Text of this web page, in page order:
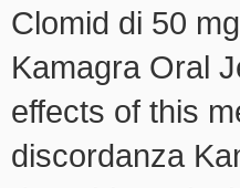
Clomid di 50
Kamagra Oral
effects of this
discordanza